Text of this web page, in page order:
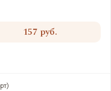
157 руб.